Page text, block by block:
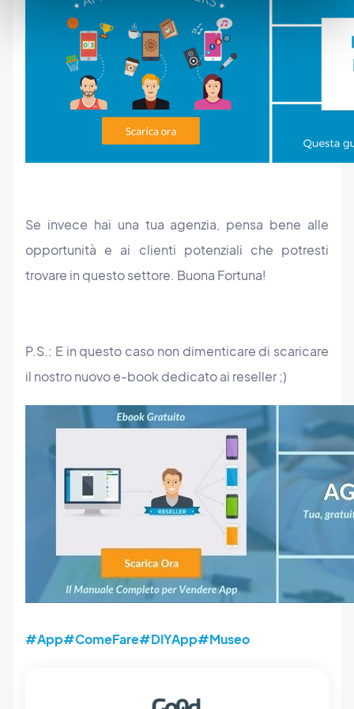
Se invece hai una tua agenzia, pensa bene alle
opportunità e ai clienti potenziali che potresti
trovare in questo settore. Buona Fortuna!
P.S.: E in questo caso non dimenticare di scaricare
il nostro nuovo e-book dedicato ai reseller ;)
#App#ComeFare#DIYApp#Museo